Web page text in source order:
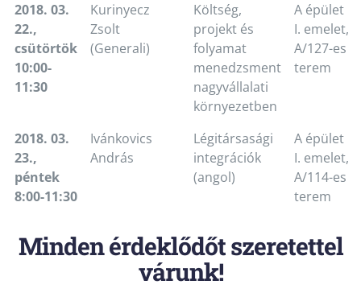
2018. 03.
22.,
csütörtök
10:00-
11:30
Kurinyecz
Zsolt
(Generali)
Költség,
projekt és
folyamat
menedzsment
nagyvállalati
környezetben
A épület
I. emelet,
A/127-es
terem
2018. 03.
23.,
péntek
8:00-11:30
Ivánkovics
András
Légitársasági
integrációk
(angol)
A épület
I. emelet,
A/114-es
terem
Minden érdeklődőt szeretettel
várunk!